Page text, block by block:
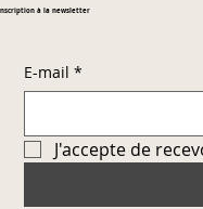
à la newsletter
E-mail *
J'accepte de